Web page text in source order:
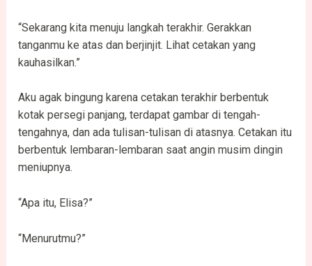
“Sekarang kita menuju langkah terakhir. Gerakkan
tanganmu ke atas dan berjinjit. Lihat cetakan yang
kauhasilkan.”
Aku agak bingung karena cetakan terakhir berbentuk
kotak persegi panjang, terdapat gambar di tengah-
tengahnya, dan ada tulisan-tulisan di atasnya. Cetakan itu
berbentuk lembaran-lembaran saat angin musim dingin
meniupnya.
“Apa itu, Elisa?”
“Menurutmu?”